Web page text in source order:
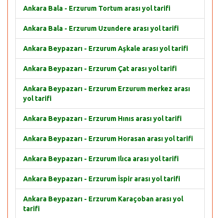
Ankara Bala - Erzurum Tortum arası yol tarifi
Ankara Bala - Erzurum Uzundere arası yol tarifi
Ankara Beypazarı - Erzurum Aşkale arası yol tarifi
Ankara Beypazarı - Erzurum Çat arası yol tarifi
Ankara Beypazarı - Erzurum Erzurum merkez arası
yol tarifi
Ankara Beypazarı - Erzurum Hınıs arası yol tarifi
Ankara Beypazarı - Erzurum Horasan arası yol tarifi
Ankara Beypazarı - Erzurum Ilıca arası yol tarifi
Ankara Beypazarı - Erzurum İspir arası yol tarifi
Ankara Beypazarı - Erzurum Karaçoban arası yol
tarifi